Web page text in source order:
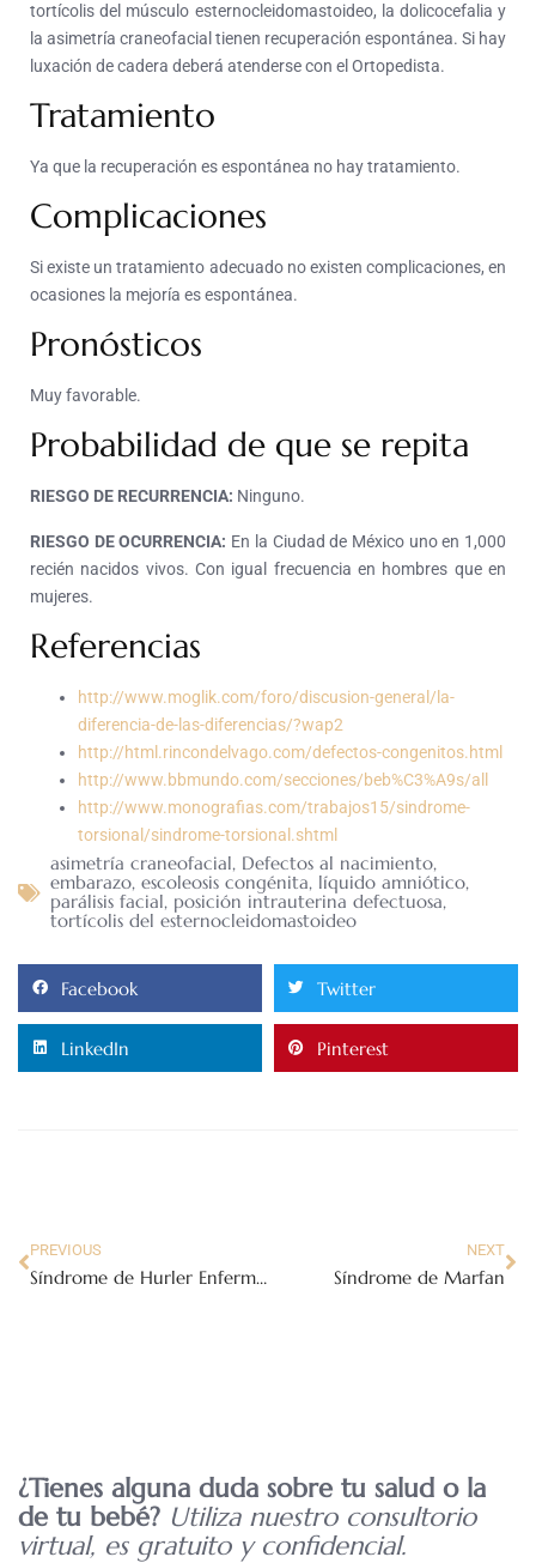
tortícolis del músculo esternocleidomastoideo, la dolicocefalia y
la asimetría craneofacial tienen recuperación espontánea. Si hay
luxación de cadera deberá atenderse con el Ortopedista.
Tratamiento
Ya que la recuperación es espontánea no hay tratamiento.
Complicaciones
Si existe un tratamiento adecuado no existen complicaciones, en
ocasiones la mejoría es espontánea.
Pronósticos
Muy favorable.
Probabilidad de que se repita
RIESGO DE RECURRENCIA: Ninguno.
RIESGO DE OCURRENCIA: En la Ciudad de México uno en 1,000
recién nacidos vivos. Con igual frecuencia en hombres que en
mujeres.
Referencias
http://www.moglik.com/foro/discusion-general/la-
diferencia-de-las-diferencias/?wap2
http://html.rincondelvago.com/defectos-congenitos.html
http://www.bbmundo.com/secciones/beb%C3%A9s/all
http://www.monografias.com/trabajos15/sindrome-
torsional/sindrome-torsional.shtml
asimetría craneofacial, Defectos al nacimiento,
embarazo, escoleosis congénita, líquido amniótico,
parálisis facial, posición intrauterina defectuosa,
tortícolis del esternocleidomastoideo
Facebook Twitter
LinkedIn Pinterest
PREVIOUS
Síndrome de Hurler Enfermedad de Hurler MPS1
NEXT
Síndrome de Marfan
¿Tienes alguna duda sobre tu salud o la
de tu bebé? Utiliza nuestro consultorio
virtual, es gratuito y confidencial.